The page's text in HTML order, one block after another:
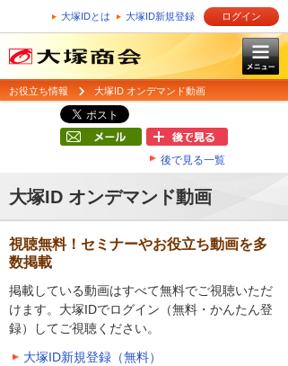
大塚IDとは 大塚ID新規登録 ログイン
お役立ち情報 大塚ID オンデマンド動画
後で見る一覧
大塚ID オンデマンド動画
視聴無料！セミナーやお役立ち動画を多
数掲載
掲載している動画はすべて無料でご視聴いただ
けます。大塚IDでログイン（無料・かんたん登
録）してご視聴ください。
大塚ID新規登録（無料）